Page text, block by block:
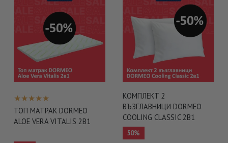
ТОП МАТРАК DORMEO
ALOE VERA VITALIS 2В1
КОМПЛЕКТ 2
ВЪЗГЛАВНИЦИ DORMEO
COOLING CLASSIC 2В1
50%